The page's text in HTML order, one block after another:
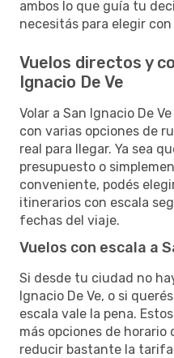
ambos lo que guía tu
necesitás para elegir
Vuelos directos y
Ignacio De Ve
Volar a San Ignacio De
con varias opciones de
real para llegar. Ya sea
presupuesto o
conveniente, podés
itinerarios con escala
fechas del viaje.
Vuelos con escala a
Si desde tu ciudad no
Ignacio De Ve, o si
escala vale la pena.
más opciones de
reducir bastante la